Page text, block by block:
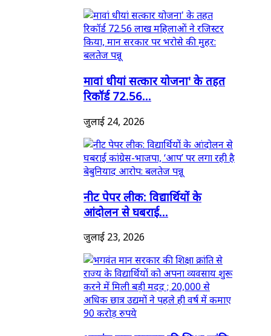
मावां धीयां सत्कार योजना' के तहत
रिकॉर्ड 72.56...
जुलाई 24, 2026
नीट पेपर लीक: विद्यार्थियों के
आंदोलन से घबराई...
जुलाई 23, 2026